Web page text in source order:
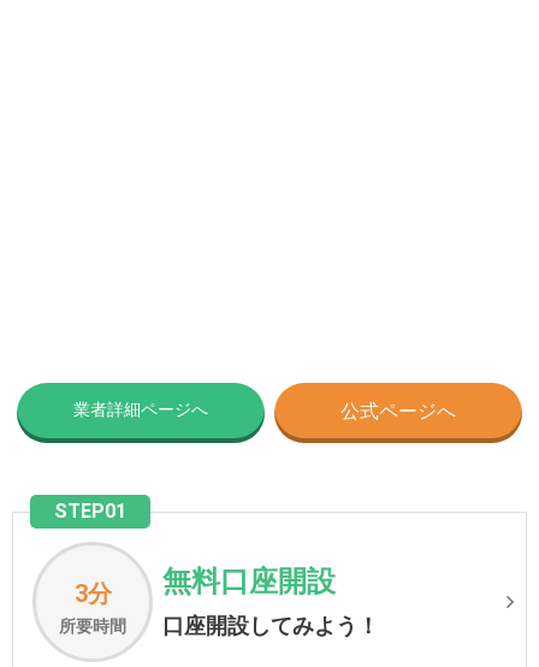
業者詳細ページへ 公式ページへ
STEP01
3分
所要時間
無料口座開設
口座開設してみよう！